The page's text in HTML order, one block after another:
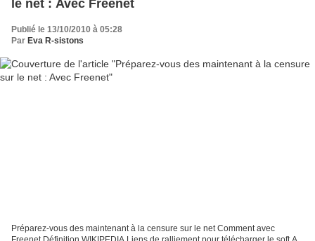
le net : Avec Freenet
Publié le 13/10/2010 à 05:28
Par Eva R-sistons
Préparez-vous des maintenant à la censure sur le net Comment avec